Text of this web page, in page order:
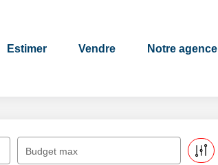
Estimer Vendre Notre agence
Budget max